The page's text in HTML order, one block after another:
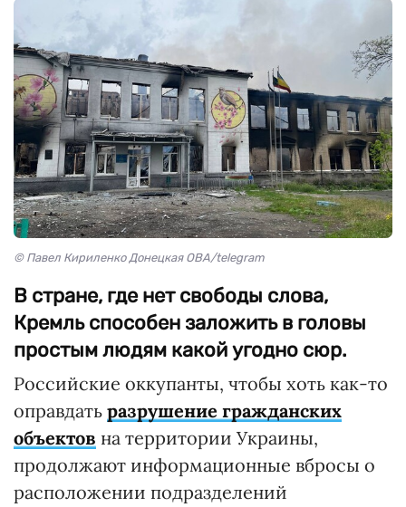
© Павел Кириленко Донецкая ОВА/telegram
В стране, где нет свободы слова,
Кремль способен заложить в головы
простым людям какой угодно сюр.
Российские оккупанты, чтобы хоть как-то
оправдать разрушение гражданских
объектов на территории Украины,
продолжают информационные вбросы о
расположении подразделений